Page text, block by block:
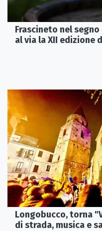
Frascineto nel
al via la XII edizione
Longobucco, torna
di strada, musica e